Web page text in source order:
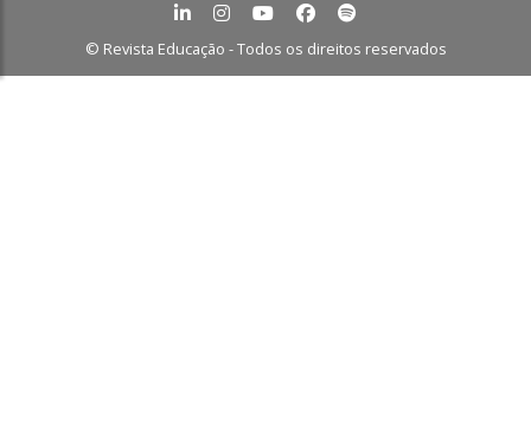
© Revista Educação - Todos os direitos reservados